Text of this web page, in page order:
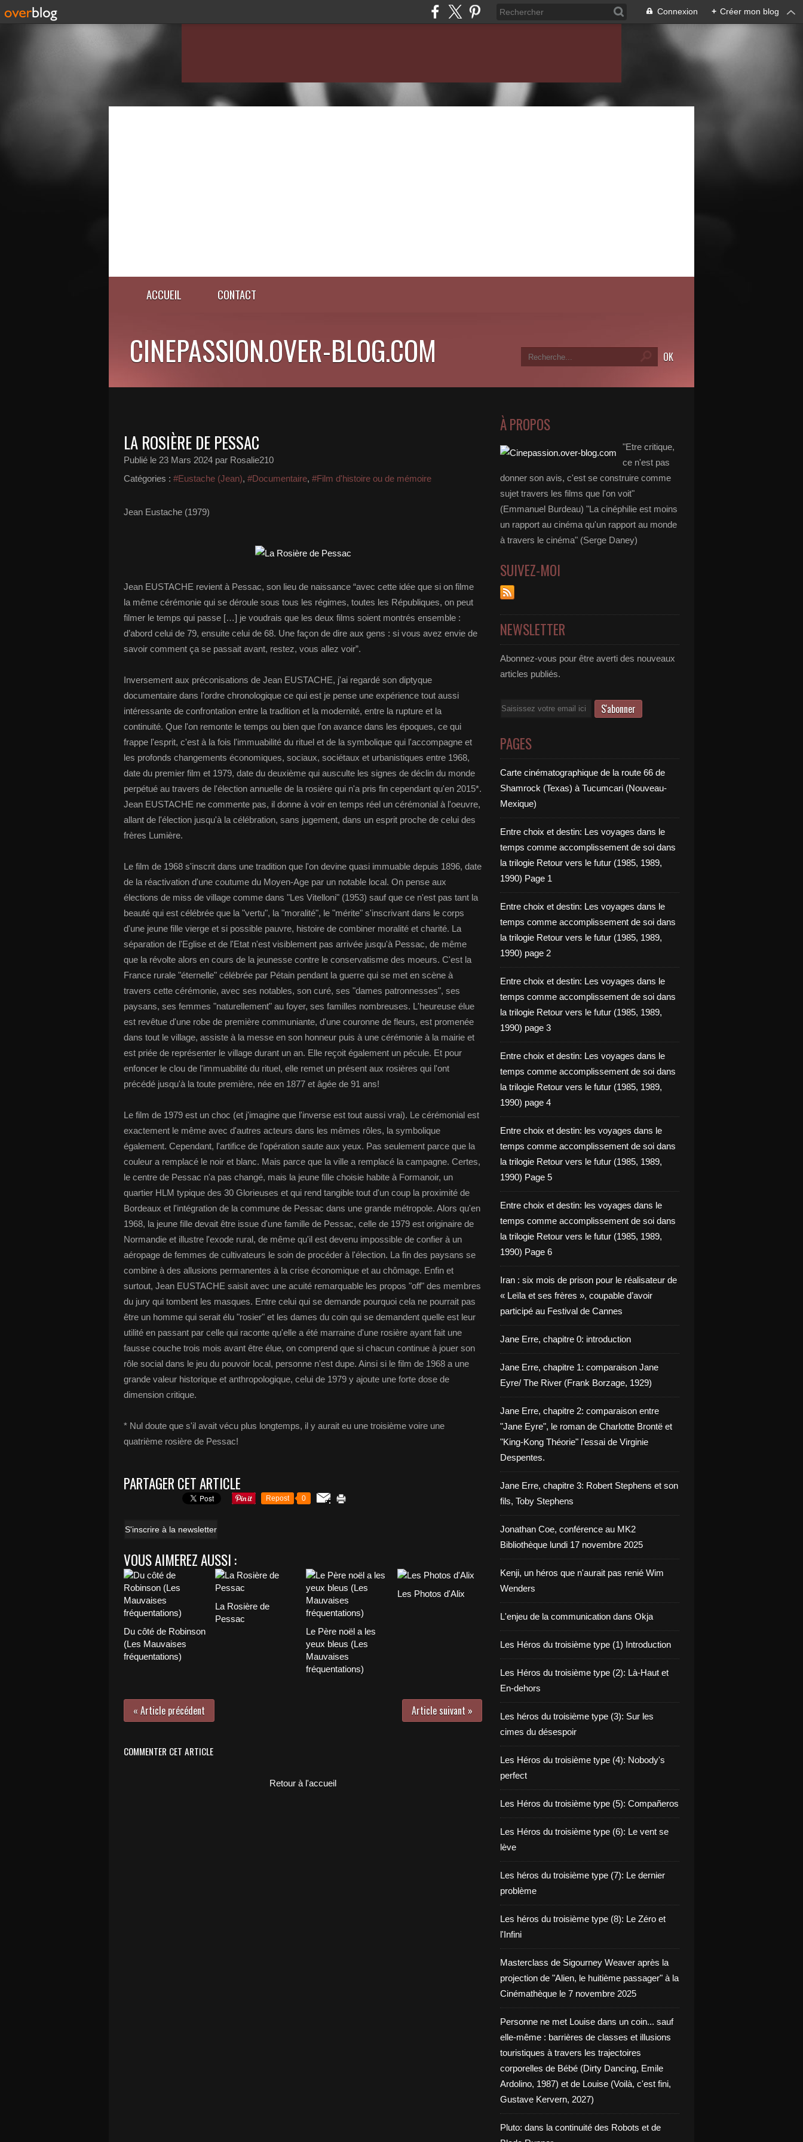
Connexion + Créer mon blog
ACCUEIL CONTACT
CINEPASSION.OVER-BLOG.COM
LA ROSIÈRE DE PESSAC
Publié le 23 Mars 2024 par Rosalie210
Catégories : #Eustache (Jean), #Documentaire, #Film d'histoire ou de mémoire
Jean Eustache (1979)
Jean EUSTACHE revient à Pessac, son lieu de naissance “avec cette idée que si on filme
la même cérémonie qui se déroule sous tous les régimes, toutes les Républiques, on peut
filmer le temps qui passe […] je voudrais que les deux films soient montrés ensemble :
d’abord celui de 79, ensuite celui de 68. Une façon de dire aux gens : si vous avez envie de
savoir comment ça se passait avant, restez, vous allez voir”.
Inversement aux préconisations de Jean EUSTACHE, j'ai regardé son diptyque
documentaire dans l'ordre chronologique ce qui est je pense une expérience tout aussi
intéressante de confrontation entre la tradition et la modernité, entre la rupture et la
continuité. Que l'on remonte le temps ou bien que l'on avance dans les époques, ce qui
frappe l'esprit, c'est à la fois l'immuabilité du rituel et de la symbolique qui l'accompagne et
les profonds changements économiques, sociaux, sociétaux et urbanistiques entre 1968,
date du premier film et 1979, date du deuxième qui ausculte les signes de déclin du monde
perpétué au travers de l'élection annuelle de la rosière qui n'a pris fin cependant qu'en 2015*.
Jean EUSTACHE ne commente pas, il donne à voir en temps réel un cérémonial à l'oeuvre,
allant de l'élection jusqu'à la célébration, sans jugement, dans un esprit proche de celui des
frères Lumière.
Le film de 1968 s'inscrit dans une tradition que l'on devine quasi immuable depuis 1896, date
de la réactivation d'une coutume du Moyen-Age par un notable local. On pense aux
élections de miss de village comme dans "Les Vitelloni" (1953) sauf que ce n'est pas tant la
beauté qui est célébrée que la "vertu", la "moralité", le "mérite" s'inscrivant dans le corps
d'une jeune fille vierge et si possible pauvre, histoire de combiner moralité et charité. La
séparation de l'Eglise et de l'Etat n'est visiblement pas arrivée jusqu'à Pessac, de même
que la révolte alors en cours de la jeunesse contre le conservatisme des moeurs. C'est la
France rurale "éternelle" célébrée par Pétain pendant la guerre qui se met en scène à
travers cette cérémonie, avec ses notables, son curé, ses "dames patronnesses", ses
paysans, ses femmes "naturellement" au foyer, ses familles nombreuses. L'heureuse élue
est revêtue d'une robe de première communiante, d'une couronne de fleurs, est promenée
dans tout le village, assiste à la messe en son honneur puis à une cérémonie à la mairie et
est priée de représenter le village durant un an. Elle reçoit également un pécule. Et pour
enfoncer le clou de l'immuabilité du rituel, elle remet un présent aux rosières qui l'ont
précédé jusqu'à la toute première, née en 1877 et âgée de 91 ans!
Le film de 1979 est un choc (et j'imagine que l'inverse est tout aussi vrai). Le cérémonial est
exactement le même avec d'autres acteurs dans les mêmes rôles, la symbolique
également. Cependant, l'artifice de l'opération saute aux yeux. Pas seulement parce que la
couleur a remplacé le noir et blanc. Mais parce que la ville a remplacé la campagne. Certes,
le centre de Pessac n'a pas changé, mais la jeune fille choisie habite à Formanoir, un
quartier HLM typique des 30 Glorieuses et qui rend tangible tout d'un coup la proximité de
Bordeaux et l'intégration de la commune de Pessac dans une grande métropole. Alors qu'en
1968, la jeune fille devait être issue d'une famille de Pessac, celle de 1979 est originaire de
Normandie et illustre l'exode rural, de même qu'il est devenu impossible de confier à un
aéropage de femmes de cultivateurs le soin de procéder à l'élection. La fin des paysans se
combine à des allusions permanentes à la crise économique et au chômage. Enfin et
surtout, Jean EUSTACHE saisit avec une acuité remarquable les propos "off" des membres
du jury qui tombent les masques. Entre celui qui se demande pourquoi cela ne pourrait pas
être un homme qui serait élu "rosier" et les dames du coin qui se demandent quelle est leur
utilité en passant par celle qui raconte qu'elle a été marraine d'une rosière ayant fait une
fausse couche trois mois avant être élue, on comprend que si chacun continue à jouer son
rôle social dans le jeu du pouvoir local, personne n'est dupe. Ainsi si le film de 1968 a une
grande valeur historique et anthropologique, celui de 1979 y ajoute une forte dose de
dimension critique.
* Nul doute que s'il avait vécu plus longtemps, il y aurait eu une troisième voire une
quatrième rosière de Pessac!
PARTAGER CET ARTICLE
Repost 0
S'inscrire à la newsletter
VOUS AIMEREZ AUSSI :
Du côté de Robinson
(Les Mauvaises
fréquentations)
La Rosière de
Pessac
Le Père noël a les
yeux bleus (Les
Mauvaises
fréquentations)
Les Photos d'Alix
« Article précédent Article suivant »
COMMENTER CET ARTICLE
Retour à l'accueil
À PROPOS
"Etre critique,
ce n'est pas
donner son avis, c'est se construire comme
sujet travers les films que l'on voit"
(Emmanuel Burdeau) "La cinéphilie est moins
un rapport au cinéma qu'un rapport au monde
à travers le cinéma" (Serge Daney)
SUIVEZ-MOI
NEWSLETTER
Abonnez-vous pour être averti des nouveaux
articles publiés.
Email
PAGES
Carte cinématographique de la route 66 de
Shamrock (Texas) à Tucumcari (Nouveau-
Mexique)
Entre choix et destin: Les voyages dans le
temps comme accomplissement de soi dans
la trilogie Retour vers le futur (1985, 1989,
1990) Page 1
Entre choix et destin: Les voyages dans le
temps comme accomplissement de soi dans
la trilogie Retour vers le futur (1985, 1989,
1990) page 2
Entre choix et destin: Les voyages dans le
temps comme accomplissement de soi dans
la trilogie Retour vers le futur (1985, 1989,
1990) page 3
Entre choix et destin: Les voyages dans le
temps comme accomplissement de soi dans
la trilogie Retour vers le futur (1985, 1989,
1990) page 4
Entre choix et destin: les voyages dans le
temps comme accomplissement de soi dans
la trilogie Retour vers le futur (1985, 1989,
1990) Page 5
Entre choix et destin: les voyages dans le
temps comme accomplissement de soi dans
la trilogie Retour vers le futur (1985, 1989,
1990) Page 6
Iran : six mois de prison pour le réalisateur de
« Leïla et ses frères », coupable d’avoir
participé au Festival de Cannes
Jane Erre, chapitre 0: introduction
Jane Erre, chapitre 1: comparaison Jane
Eyre/ The River (Frank Borzage, 1929)
Jane Erre, chapitre 2: comparaison entre
"Jane Eyre", le roman de Charlotte Brontë et
"King-Kong Théorie" l'essai de Virginie
Despentes.
Jane Erre, chapitre 3: Robert Stephens et son
fils, Toby Stephens
Jonathan Coe, conférence au MK2
Bibliothèque lundi 17 novembre 2025
Kenji, un héros que n'aurait pas renié Wim
Wenders
L'enjeu de la communication dans Okja
Les Héros du troisième type (1) Introduction
Les Héros du troisième type (2): Là-Haut et
En-dehors
Les héros du troisième type (3): Sur les
cimes du désespoir
Les Héros du troisième type (4): Nobody's
perfect
Les Héros du troisième type (5): Compañeros
Les Héros du troisième type (6): Le vent se
lève
Les héros du troisième type (7): Le dernier
problème
Les héros du troisième type (8): Le Zéro et
l'Infini
Masterclass de Sigourney Weaver après la
projection de "Alien, le huitième passager" à la
Cinémathèque le 7 novembre 2025
Personne ne met Louise dans un coin... sauf
elle-même : barrières de classes et illusions
touristiques à travers les trajectoires
corporelles de Bébé (Dirty Dancing, Emile
Ardolino, 1987) et de Louise (Voilà, c'est fini,
Gustave Kervern, 2027)
Pluto: dans la continuité des Robots et de